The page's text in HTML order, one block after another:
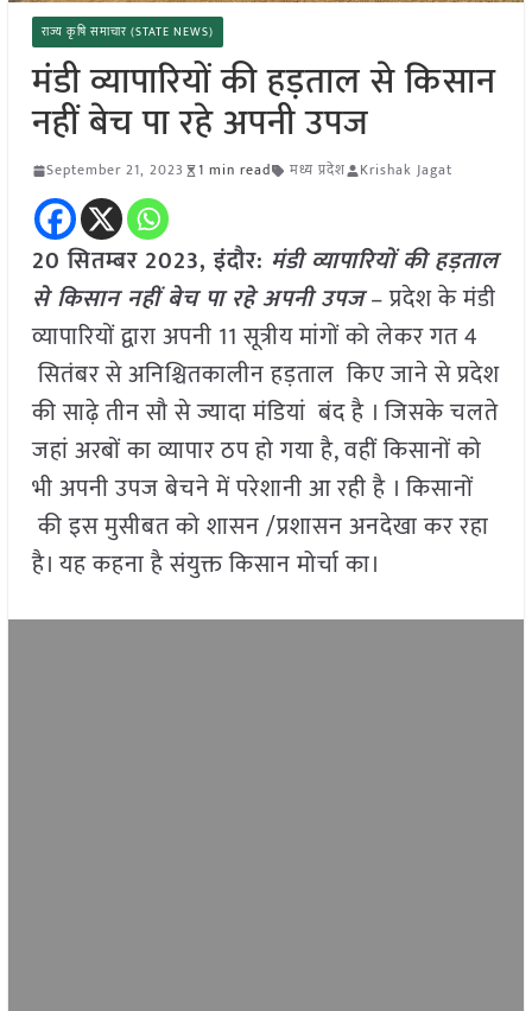
राज्य कृषि समाचार (STATE NEWS)
मंडी व्यापारियों की हड़ताल से किसान
नहीं बेच पा रहे अपनी उपज
September 21, 2023 1 min read मध्य प्रदेश Krishak Jagat
20 सितम्बर 2023, इंदौर: मंडी व्यापारियों की हड़ताल
से किसान नहीं बेच पा रहे अपनी उपज– प्रदेश के मंडी
व्यापारियों द्वारा अपनी 11 सूत्रीय मांगों को लेकर गत 4
सितंबर से अनिश्चितकालीन हड़ताल किए जाने से प्रदेश
की साढ़े तीन सौ से ज्यादा मंडियां बंद है । जिसके चलते
जहां अरबों का व्यापार ठप हो गया है, वहीं किसानों को
भी अपनी उपज बेचने में परेशानी आ रही है । किसानों
की इस मुसीबत को शासन /प्रशासन अनदेखा कर रहा
है। यह कहना है संयुक्त किसान मोर्चा का।